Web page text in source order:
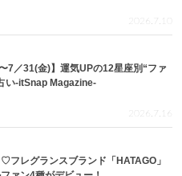
2026.7.10
7／31(金)】運気UPの12星座別“ファ
い-itSnap Magazine-
2026.7.16
フレグランスブランド「HATAGO」